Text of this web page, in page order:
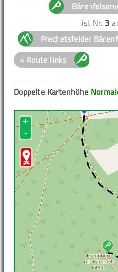
ist Nr. 3
Frechetsfelder
« Route links
Doppelte Kartenhöhe
+
-